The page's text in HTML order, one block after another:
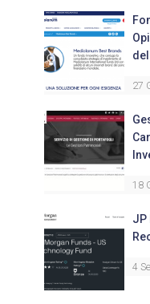
27
18
JP
4